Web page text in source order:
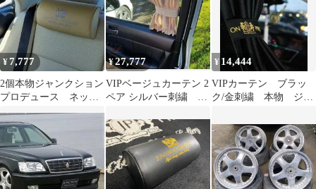
¥7,777
2個本物ジャンクション
プロデュース ネック
パッド ベージュ シ
ルバー
¥27,777
VIPベージュカーテン 2
ペア シルバー刺繍 本
デュース
¥ 14,444
VIPカーテン ブラッ
ク/金刺繍 本物 ジャ
ス